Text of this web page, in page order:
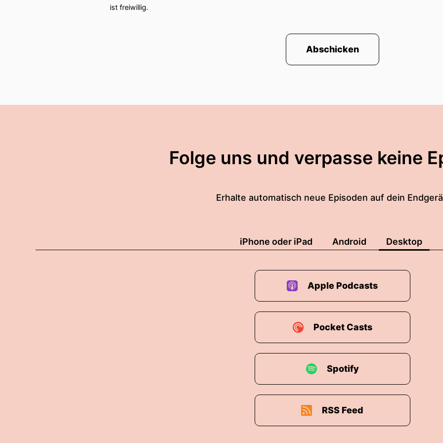
ist freiwillig.
Abschicken
Folge uns und verpasse keine
Erhalte automatisch neue Episoden auf dein
iPhone oder iPad Android Desktop
Apple Podcasts
Pocket Casts
Spotify
RSS Feed